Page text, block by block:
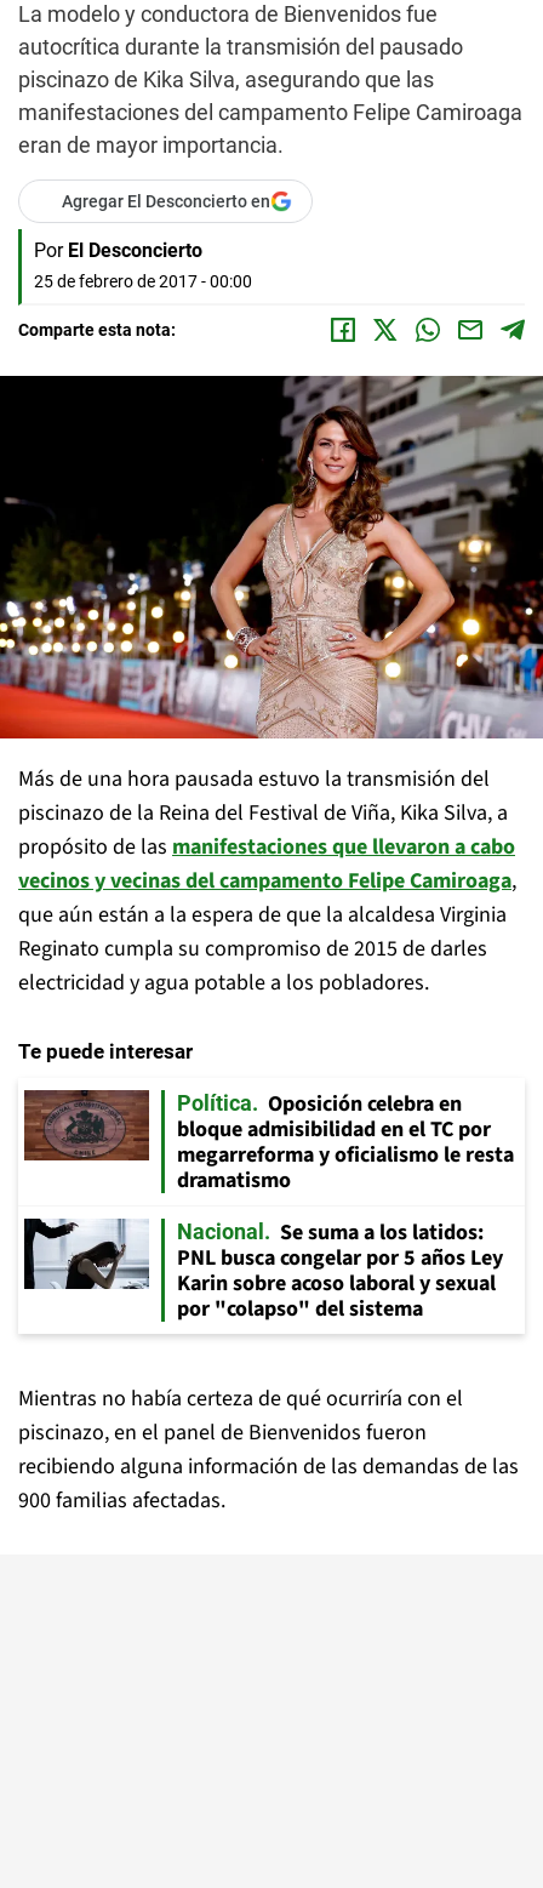
La modelo y conductora de Bienvenidos fue
autocrítica durante la transmisión del pausado
piscinazo de Kika Silva, asegurando que las
manifestaciones del campamento Felipe Camiroaga
eran de mayor importancia.
Agregar El Desconcierto en
Por El Desconcierto
25 de febrero de 2017 - 00:00
Comparte esta nota:
Más de una hora pausada estuvo la transmisión del
piscinazo de la Reina del Festival de Viña, Kika Silva, a
propósito de las manifestaciones que llevaron a cabo
vecinos y vecinas del campamento Felipe Camiroaga,
que aún están a la espera de que la alcaldesa Virginia
Reginato cumpla su compromiso de 2015 de darles
electricidad y agua potable a los pobladores.
Te puede interesar
Política
Oposición celebra en
bloque admisibilidad en el TC por
megarreforma y oficialismo le resta
dramatismo
Nacional
Se suma a los latidos:
PNL busca congelar por 5 años Ley
Karin sobre acoso laboral y sexual
por "colapso" del sistema
Mientras no había certeza de qué ocurriría con el
piscinazo, en el panel de Bienvenidos fueron
recibiendo alguna información de las demandas de las
900 familias afectadas.